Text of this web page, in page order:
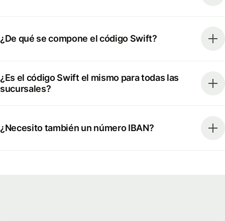
¿De qué se compone el código Swift?
¿Es el código Swift el mismo para todas las
sucursales?
¿Necesito también un número IBAN?